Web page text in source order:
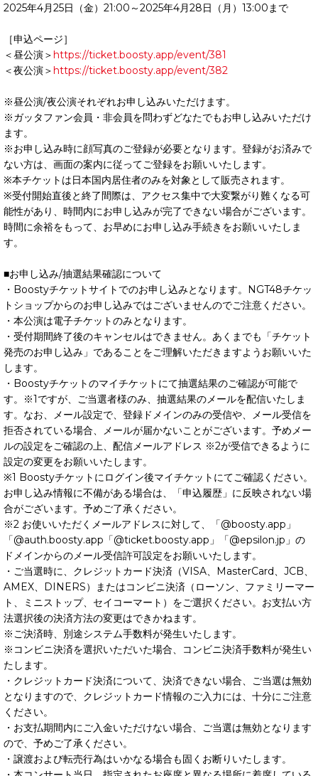
2025年4月25日（金）21:00～2025年4月28日（月）13:00まで
［申込ページ］
＜昼公演＞https://ticket.boosty.app/event/381
＜夜公演＞https://ticket.boosty.app/event/382
※昼公演/夜公演それぞれお申し込みいただけます。
※ガッタファン会員・非会員を問わずどなたでもお申し込みいただけ
ます。
※お申し込み時に顔写真のご登録が必要となります。登録がお済みで
ない方は、画面の案内に従ってご登録をお願いいたします。
※本チケットは日本国内居住者のみを対象として販売されます。
※受付開始直後と終了間際は、アクセス集中で大変繋がり難くなる可
能性があり、時間内にお申し込みが完了できない場合がございます。
時間に余裕をもって、お早めにお申し込み手続きをお願いいたしま
す。
■お申し込み/抽選結果確認について
・Boostyチケットサイトでのお申し込みとなります。NGT48チケッ
トショップからのお申し込みではございませんのでご注意ください。
・本公演は電子チケットのみとなります。
・受付期間終了後のキャンセルはできません。あくまでも「チケット
発売のお申し込み」であることをご理解いただきますようお願いいた
します。
・Boostyチケットのマイチケットにて抽選結果のご確認が可能で
す。※1ですが、ご当選者様のみ、抽選結果のメールを配信いたしま
す。なお、メール設定で、登録ドメインのみの受信や、メール受信を
拒否されている場合、メールが届かないことがございます。予めメー
ルの設定をご確認の上、配信メールアドレス ※2が受信できるように
設定の変更をお願いいたします。
※1 Boostyチケットにログイン後マイチケットにてご確認ください。
お申し込み情報に不備がある場合は、「申込履歴」に反映されない場
合がございます。予めご了承ください。
※2 お使いいただくメールアドレスに対して、「@boosty.app」
「@auth.boosty.app「@ticket.boosty.app」「@epsilon.jp」の
ドメインからのメール受信許可設定をお願いいたします。
・ご当選時に、クレジットカード決済（VISA、MasterCard、JCB、
AMEX、DINERS）またはコンビニ決済（ローソン、ファミリーマー
ト、ミニストップ、セイコーマート）をご選択ください。お支払い方
法選択後の決済方法の変更はできかねます。
※ご決済時、別途システム手数料が発生いたします。
※コンビニ決済を選択いただいた場合、コンビニ決済手数料が発生い
たします。
・クレジットカード決済について、決済できない場合、ご当選は無効
となりますので、クレジットカード情報のご入力には、十分にご注意
ください。
・お支払期間内にご入金いただけない場合、ご当選は無効となります
ので、予めご了承ください。
・譲渡および転売行為はいかなる場合も固くお断りいたします。